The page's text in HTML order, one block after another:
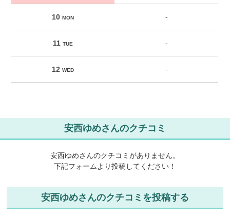
10MON -
11TUE -
12WED -
安西ゆめさんのクチコミ
安西ゆめさんのクチコミがありません。
下記フォームより投稿してください！
安西ゆめさんのクチコミを投稿する